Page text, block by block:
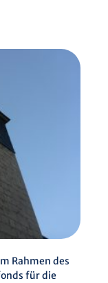
Rahmen des
für die